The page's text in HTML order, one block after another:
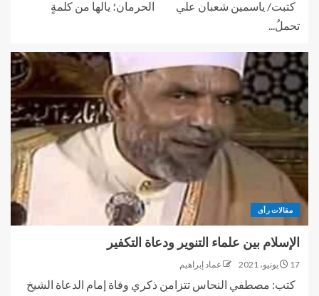
كتبت/ ياسمين شعبان علي الحرمان؛ يالها من كلمةٍ
تحملُ...
مقالات رأى
الإسلام بين علماء التنوير ودعاة التكفير
17 يونيو، 2021 عماد إبراهيم
كتب: مصطفي النحاس تتزامن ذكري وفاة إمام الدعاة الشيخ